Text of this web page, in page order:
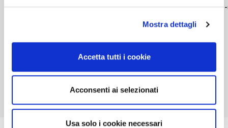
Mostra dettagli
Accetta tutti i cookie
Acconsenti ai selezionati
Usa solo i cookie necessari
139,90 € -50% 159,90 € -50% 149,90 €